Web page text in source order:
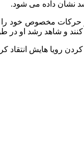
مخصوص خود را
و شاهد رشد او در
رویا هایش